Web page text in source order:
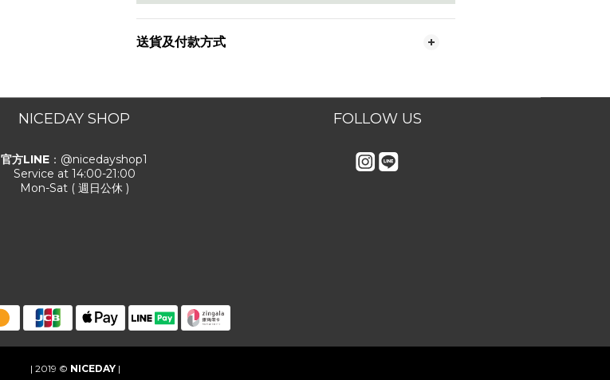
送貨及付款方式
NICEDAY SHOP
官方LINE ：@nicedayshop1
Service at 14:00-21:00
Mon-Sat ( 週日公休 )
FOLLOW US
| 2019 © NICEDAY |